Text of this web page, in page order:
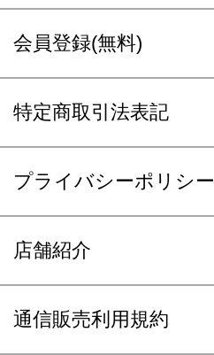
会員登録(無料)
特定商取引法表記
プライバシーポリシー
店舗紹介
通信販売利用規約